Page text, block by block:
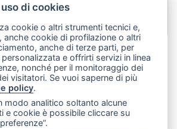
1.750,00 €
5 6 7 8 9 10
11
15 >
di cookies
cookie o altri strumenti tecnici e,
anche cookie di profilazione o altri
anche di terze parti, per
e offrirti servizi in linea
nonché per il monitoraggio dei
visitatori. Se vuoi saperne di più
policy.
modo analitico soltanto alcune
e cookie è possibile cliccare su